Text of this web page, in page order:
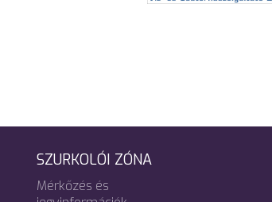
SZURKOLÓI ZÓNA
Mérkőzés és